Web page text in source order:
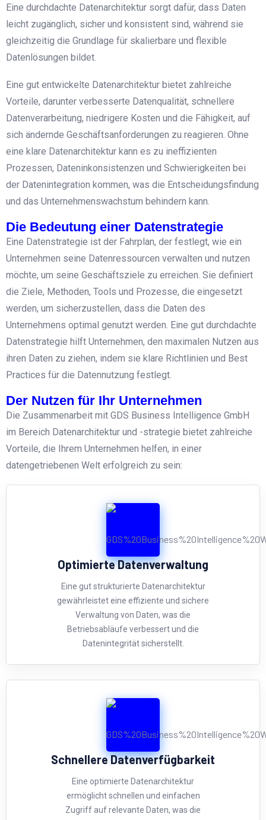
Eine durchdachte Datenarchitektur sorgt dafür, dass Daten
leicht zugänglich, sicher und konsistent sind, während sie
gleichzeitig die Grundlage für skalierbare und flexible
Datenlösungen bildet.
Eine gut entwickelte Datenarchitektur bietet zahlreiche
Vorteile, darunter verbesserte Datenqualität, schnellere
Datenverarbeitung, niedrigere Kosten und die Fähigkeit, auf
sich ändernde Geschäftsanforderungen zu reagieren. Ohne
eine klare Datenarchitektur kann es zu ineffizienten
Prozessen, Dateninkonsistenzen und Schwierigkeiten bei
der Datenintegration kommen, was die Entscheidungsfindung
und das Unternehmenswachstum behindern kann.
Die Bedeutung einer Datenstrategie
Eine Datenstrategie ist der Fahrplan, der festlegt, wie ein
Unternehmen seine Datenressourcen verwalten und nutzen
möchte, um seine Geschäftsziele zu erreichen. Sie definiert
die Ziele, Methoden, Tools und Prozesse, die eingesetzt
werden, um sicherzustellen, dass die Daten des
Unternehmens optimal genutzt werden. Eine gut durchdachte
Datenstrategie hilft Unternehmen, den maximalen Nutzen aus
ihren Daten zu ziehen, indem sie klare Richtlinien und Best
Practices für die Datennutzung festlegt.
Der Nutzen für Ihr Unternehmen
Die Zusammenarbeit mit GDS Business Intelligence GmbH
im Bereich Datenarchitektur und -strategie bietet zahlreiche
Vorteile, die Ihrem Unternehmen helfen, in einer
datengetriebenen Welt erfolgreich zu sein:
Optimierte Datenverwaltung
Eine gut strukturierte Datenarchitektur
gewährleistet eine effiziente und sichere
Verwaltung von Daten, was die
Betriebsabläufe verbessert und die
Datenintegrität sicherstellt.
Schnellere Datenverfügbarkeit
Eine optimierte Datenarchitektur
ermöglicht schnellen und einfachen
Zugriff auf relevante Daten, was die